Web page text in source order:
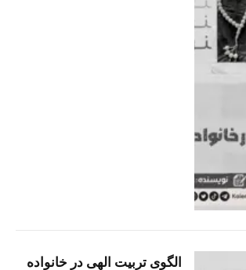
الگوی تربیت الهی در خانواده